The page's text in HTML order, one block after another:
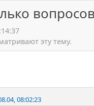
эту тему.
08:02:23